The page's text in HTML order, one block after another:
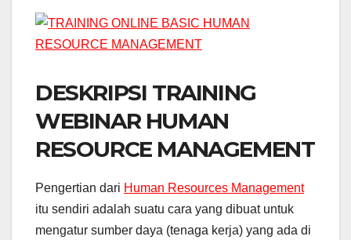
DESKRIPSI TRAINING
WEBINAR HUMAN
RESOURCE MANAGEMENT
Pengertian dari Human Resources Management
itu sendiri adalah suatu cara yang dibuat untuk
mengatur sumber daya (tenaga kerja) yang ada di